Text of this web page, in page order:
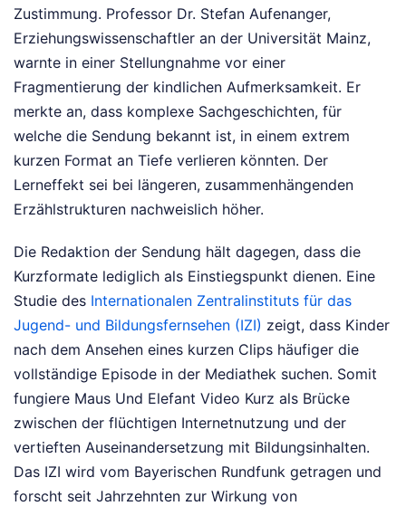
Zustimmung. Professor Dr. Stefan Aufenanger,
Erziehungswissenschaftler an der Universität Mainz,
warnte in einer Stellungnahme vor einer
Fragmentierung der kindlichen Aufmerksamkeit. Er
merkte an, dass komplexe Sachgeschichten, für
welche die Sendung bekannt ist, in einem extrem
kurzen Format an Tiefe verlieren könnten. Der
Lerneffekt sei bei längeren, zusammenhängenden
Erzählstrukturen nachweislich höher.
Die Redaktion der Sendung hält dagegen, dass die
Kurzformate lediglich als Einstiegspunkt dienen. Eine
Studie des Internationalen Zentralinstituts für das
Jugend- und Bildungsfernsehen (IZI) zeigt, dass Kinder
nach dem Ansehen eines kurzen Clips häufiger die
vollständige Episode in der Mediathek suchen. Somit
fungiere Maus Und Elefant Video Kurz als Brücke
zwischen der flüchtigen Internetnutzung und der
vertieften Auseinandersetzung mit Bildungsinhalten.
Das IZI wird vom Bayerischen Rundfunk getragen und
forscht seit Jahrzehnten zur Wirkung von